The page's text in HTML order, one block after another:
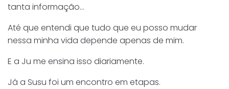
tanta informação…
Até que entendi que tudo que eu posso mudar
nessa minha vida depende apenas de mim.
E a Ju me ensina isso diariamente.
Já a Susu foi um encontro em etapas.